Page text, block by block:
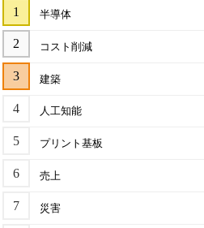
半導体
コスト削減
建築
人工知能
プリント基板
売上
災害